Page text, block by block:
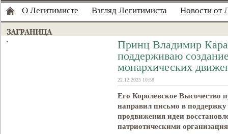
О Легитимисте Взгляд Легитимиста Новости от
Принц Владимир
поддерживаю
монархических
22.12.2025 10:58
Его Королевское Высочество
направил письмо в
продвижения идеи
патриотическими